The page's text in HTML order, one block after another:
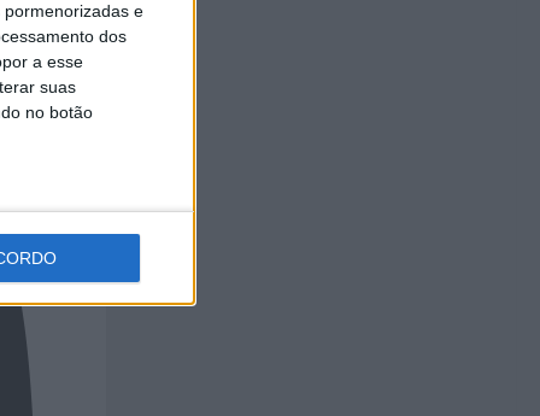
e
dos
a esse
suas
no botão